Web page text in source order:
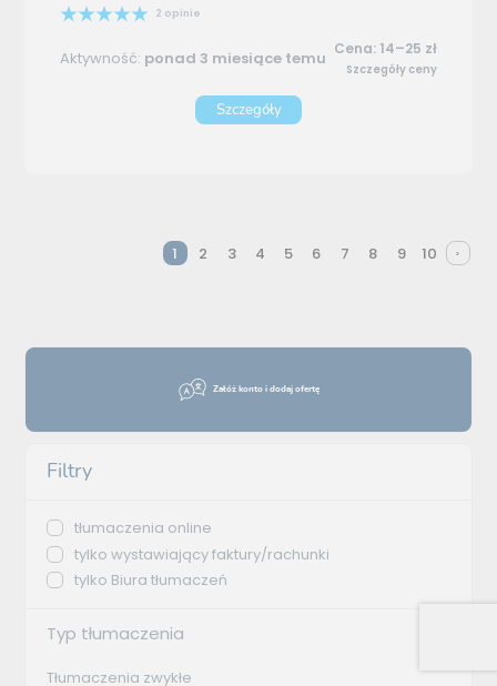
Załóż konto i dodaj ofertę
Filtry
tłumaczenia online
tylko wystawiający faktury/rachunki
tylko Biura tłumaczeń
Typ tłumaczenia
Tłumaczenia zwykłe
2 opinie
Aktywność: ponad 3 miesiące temu Cena: 14–25 zł
Szczegóły ceny
Szczegóły
1 2 3 4 5 6 7 8 9 10